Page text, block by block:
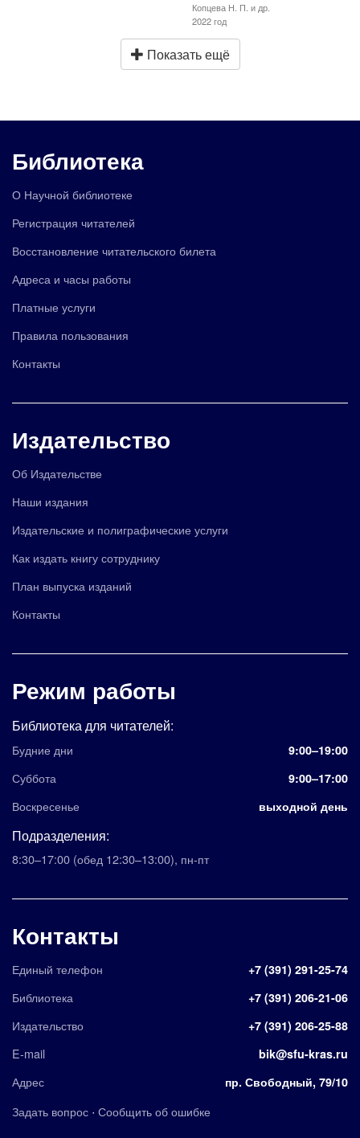
Копцева Н. П. и др.
2022 год
Показать ещё
Библиотека
О Научной библиотеке
Регистрация читателей
Восстановление читательского билета
Адреса и часы работы
Платные услуги
Правила пользования
Контакты
Издательство
Об Издательстве
Наши издания
Издательские и полиграфические услуги
Как издать книгу сотруднику
План выпуска изданий
Контакты
Режим работы
Библиотека для читателей:
Будние дни 9:00–19:00
Суббота 9:00–17:00
Воскресенье выходной день
Подразделения:
8:30–17:00 (обед 12:30–13:00), пн-пт
Контакты
Единый телефон +7 (391) 291-25-74
Библиотека +7 (391) 206-21-06
Издательство +7 (391) 206-25-88
E-mail bik@sfu-kras.ru
Адрес пр. Свободный, 79/10
Задать вопрос · Сообщить об ошибке